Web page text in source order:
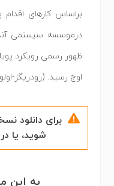
براساس کارهای
اوج رسید. (رودریگز-
برای دانلود
شوید، یا
به این